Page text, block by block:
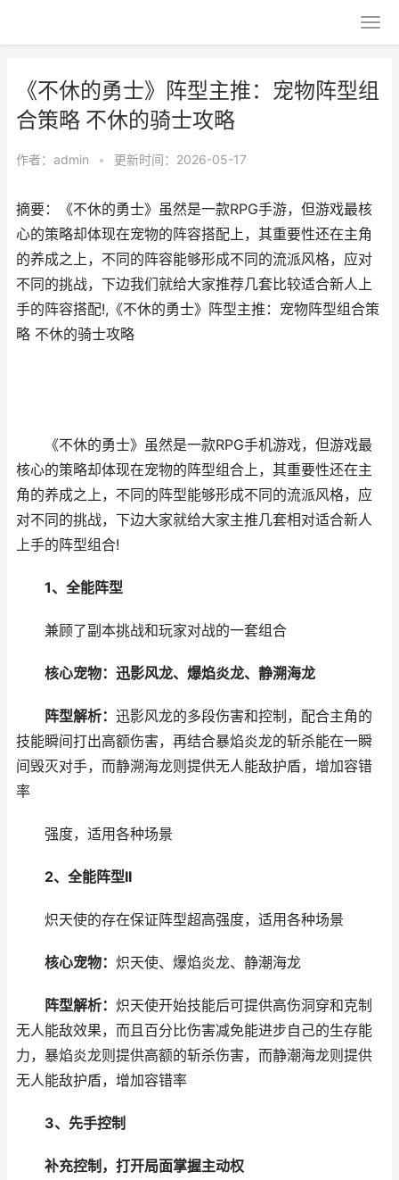
《不休的勇士》阵型主推：宠物阵型组
合策略 不休的骑士攻略
作者： admin • 更新时间：2026-05-17
摘要：《不休的勇士》虽然是一款RPG手游，但游戏最核
心的策略却体现在宠物的阵容搭配上，其重要性还在主角
的养成之上，不同的阵容能够形成不同的流派风格，应对
不同的挑战，下边我们就给大家推荐几套比较适合新人上
手的阵容搭配!,《不休的勇士》阵型主推：宠物阵型组合策
略 不休的骑士攻略
《不休的勇士》虽然是一款RPG手机游戏，但游戏最
核心的策略却体现在宠物的阵型组合上，其重要性还在主
角的养成之上，不同的阵型能够形成不同的流派风格，应
对不同的挑战，下边大家就给大家主推几套相对适合新人
上手的阵型组合!
1、全能阵型
兼顾了副本挑战和玩家对战的一套组合
核心宠物：迅影风龙、爆焰炎龙、静溯海龙
阵型解析： 迅影风龙的多段伤害和控制，配合主角的
技能瞬间打出高额伤害，再结合暴焰炎龙的斩杀能在一瞬
间毁灭对手，而静溯海龙则提供无人能敌护盾，增加容错
率
强度，适用各种场景
2、全能阵型II
炽天使的存在保证阵型超高强度，适用各种场景
核心宠物： 炽天使、爆焰炎龙、静潮海龙
阵型解析： 炽天使开始技能后可提供高伤洞穿和克制
无人能敌效果，而且百分比伤害减免能进步自己的生存能
力，暴焰炎龙则提供高额的斩杀伤害，而静潮海龙则提供
无人能敌护盾，增加容错率
3、先手控制
补充控制，打开局面掌握主动权